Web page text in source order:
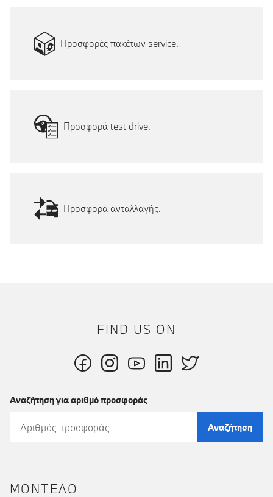
Προσφορές πακέτων service.
Προσφορά test drive.
Προσφορά ανταλλαγής.
FIND US ON
Αναζήτηση για αριθμό προσφοράς
Αναζήτηση
ΜΟΝΤΕΛΟ